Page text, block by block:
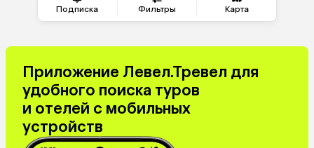
Подписка Фильтры Карта
Приложение Левел.Тревел для
удобного поиска туров
и отелей с мобильных
устройств